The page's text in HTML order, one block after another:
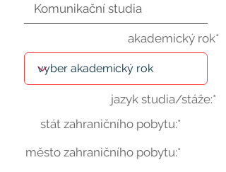
akademický rok*
jazyk studia/stáže:*
stát zahraničního pobytu:*
město zahraničního pobytu:*